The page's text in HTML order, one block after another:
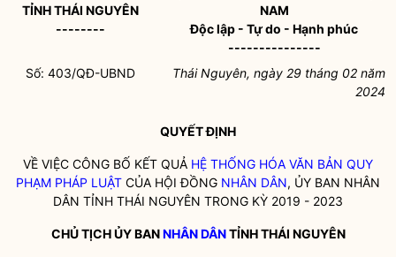
TỈNH THÁI NGUYÊN
--------
NAM
Độc lập - Tự do - Hạnh phúc
---------------
Số: 403/QĐ-UBND
Thái Nguyên, ngày 29 tháng 02 năm
2024
QUYẾT ĐỊNH
VỀ VIỆC CÔNG BỐ KẾT QUẢ HỆ THỐNG HÓA VĂN BẢN QUY
PHẠM PHÁP LUẬT CỦA HỘI ĐỒNG NHÂN DÂN, ỦY BAN NHÂN
DÂN TỈNH THÁI NGUYÊN TRONG KỲ 2019 - 2023
CHỦ TỊCH ỦY BANNHÂN DÂNTỈNH THÁI NGUYÊN